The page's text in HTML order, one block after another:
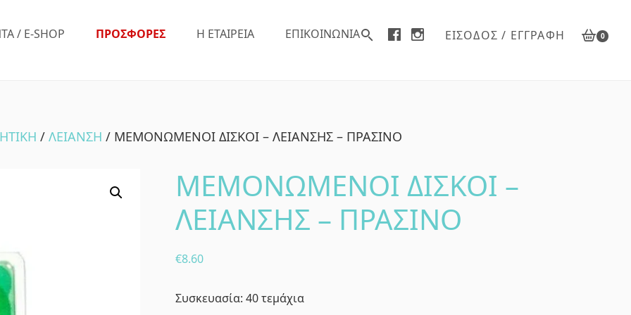
ΕΊΣΟΔΟΣ / ΕΓΓΡΑΦΉ 0
/ E-SHOP ΠΡΟΣΦΟΡΕΣ Η ΕΤΑΙΡΕΙΑ ΕΠΙΚΟΙΝΩΝΙΑ
/ΛΕΙΑΝΣΗ / ΜΕΜΟΝΩΜΕΝΟΙ ΔΙΣΚΟΙ – ΛΕΙΑΝΣΗΣ – ΠΡΑΣΙΝΟ
ΜΕΜΟΝΩΜΕΝΟΙ ΔΙΣΚΟΙ –
ΛΕΙΑΝΣΗΣ – ΠΡΑΣΙΝΟ
€8.60
Συσκευασία: 40 τεμάχια